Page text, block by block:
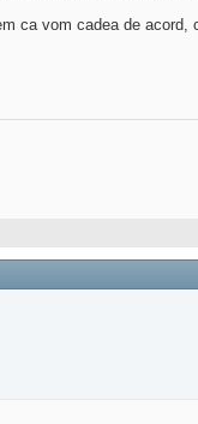
ca vom cadea de